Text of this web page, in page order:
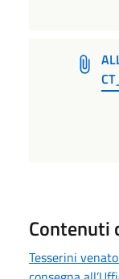
Contenuti
Tesserini